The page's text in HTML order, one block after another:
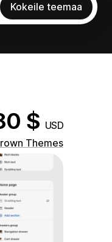
Kokeile teemaa
$ USD
Themes